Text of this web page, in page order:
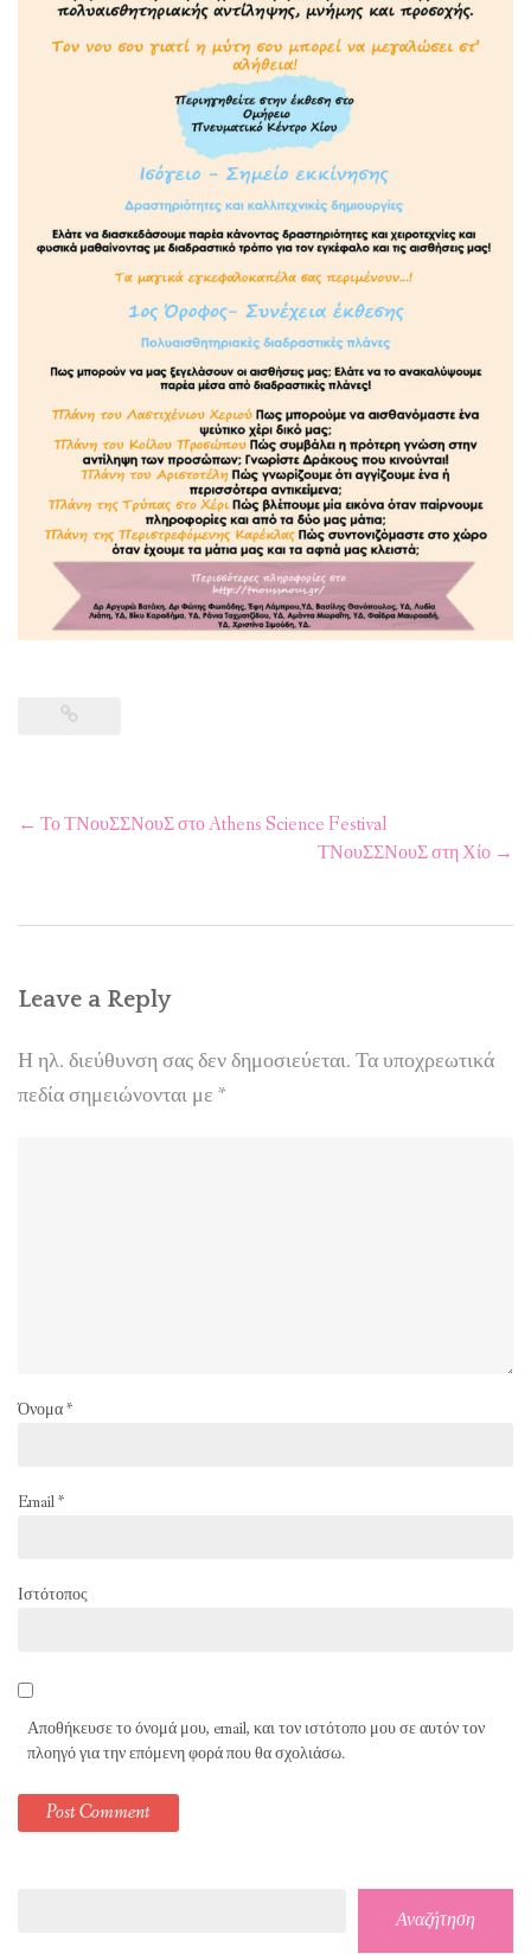
Post
← Το ΤΝουΣΣΝουΣ στο Athens Science Festival
ΤΝουΣΣΝουΣ στη Χίο →
Leave a Reply
Η ηλ. διεύθυνση σας δεν δημοσιεύεται. Τα υποχρεωτικά
πεδία σημειώνονται με *
Όνομα*
Email*
Ιστότοπος
Αποθήκευσε το όνομά μου, email, και τον ιστότοπο μου σε αυτόν τον
πλοηγό για την επόμενη φορά που θα σχολιάσω.
Αναζήτηση